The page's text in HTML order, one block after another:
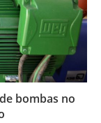
bombas no